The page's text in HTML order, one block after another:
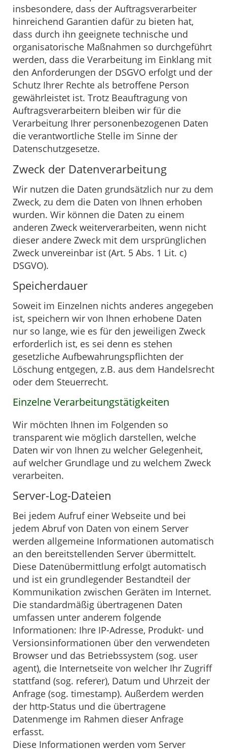
insbesondere, dass der Auftragsverarbeiter
hinreichend Garantien dafür zu bieten hat,
dass durch ihn geeignete technische und
organisatorische Maßnahmen so durchgeführt
werden, dass die Verarbeitung im Einklang mit
den Anforderungen der DSGVO erfolgt und der
Schutz Ihrer Rechte als betroffene Person
gewährleistet ist. Trotz Beauftragung von
Auftragsverarbeitern bleiben wir für die
Verarbeitung Ihrer personenbezogenen Daten
die verantwortliche Stelle im Sinne der
Datenschutzgesetze.
Zweck der Datenverarbeitung
Wir nutzen die Daten grundsätzlich nur zu dem
Zweck, zu dem die Daten von Ihnen erhoben
wurden. Wir können die Daten zu einem
anderen Zweck weiterverarbeiten, wenn nicht
dieser andere Zweck mit dem ursprünglichen
Zweck unvereinbar ist (Art. 5 Abs. 1 Lit. c)
DSGVO).
Speicherdauer
Soweit im Einzelnen nichts anderes angegeben
ist, speichern wir von Ihnen erhobene Daten
nur so lange, wie es für den jeweiligen Zweck
erforderlich ist, es sei denn es stehen
gesetzliche Aufbewahrungspflichten der
Löschung entgegen, z.B. aus dem Handelsrecht
oder dem Steuerrecht.
Einzelne Verarbeitungstätigkeiten
Wir möchten Ihnen im Folgenden so
transparent wie möglich darstellen, welche
Daten wir von Ihnen zu welcher Gelegenheit,
auf welcher Grundlage und zu welchem Zweck
verarbeiten.
Server-Log-Dateien
Bei jedem Aufruf einer Webseite und bei
jedem Abruf von Daten von einem Server
werden allgemeine Informationen automatisch
an den bereitstellenden Server übermittelt.
Diese Datenübermittlung erfolgt automatisch
und ist ein grundlegender Bestandteil der
Kommunikation zwischen Geräten im Internet.
Die standardmäßig übertragenen Daten
umfassen unter anderem folgende
Informationen: Ihre IP-Adresse, Produkt- und
Versionsinformationen über den verwendeten
Browser und das Betriebssystem (sog. user
agent), die Internetseite von welcher Ihr Zugriff
stattfand (sog. referer), Datum und Uhrzeit der
Anfrage (sog. timestamp). Außerdem werden
der http-Status und die übertragene
Datenmenge im Rahmen dieser Anfrage
erfasst.
Diese Informationen werden vom Server